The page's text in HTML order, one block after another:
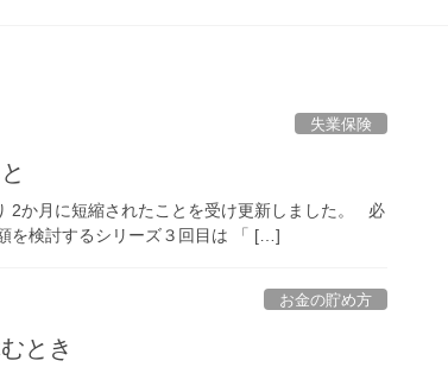
失業保険
2か月に短縮されたことを受け更新しました。 必
を検討するシリーズ３回目は 「 […]
お金の貯め方
とき